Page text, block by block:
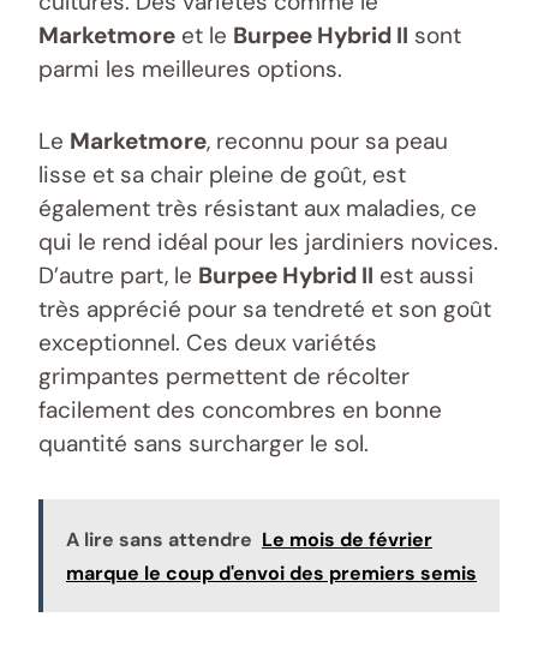
Marketmore et le Burpee Hybrid II sont
parmi les meilleures options.
Le Marketmore, reconnu pour sa peau
lisse et sa chair pleine de goût, est
également très résistant aux maladies, ce
qui le rend idéal pour les jardiniers novices.
D’autre part, le Burpee Hybrid II est aussi
très apprécié pour sa tendreté et son goût
exceptionnel. Ces deux variétés
grimpantes permettent de récolter
facilement des concombres en bonne
quantité sans surcharger le sol.
A lire sans attendre Le mois de février
marque le coup d'envoi des premiers semis